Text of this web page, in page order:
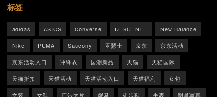
标签
adidas ASICS Converse DESCENTE New Balance
Nike PUMA Saucony 亚瑟士 京东 京东活动
京东活动入口 冲锋衣 国潮新品 天猫 天猫国际
天猫折扣 天猫活动 天猫活动入口 天猫福利 女包
女装 女鞋 广告大片 彪马 徒步鞋 手表 明星写真